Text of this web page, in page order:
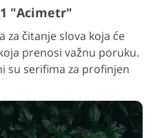
"Acimetr"
za čitanje slova koja će
prenosi važnu poruku.
su serifima za profinjen